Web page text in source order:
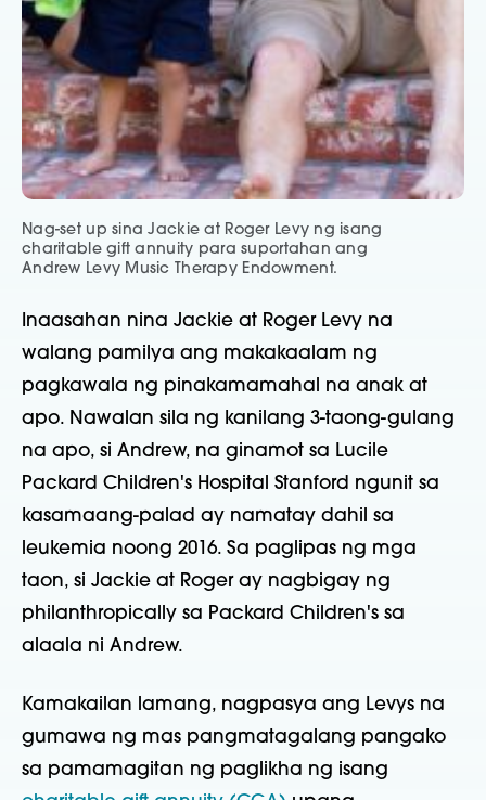
Nag-set up sina Jackie at Roger Levy ng isang
charitable gift annuity para suportahan ang
Andrew Levy Music Therapy Endowment.
Inaasahan nina Jackie at Roger Levy na
walang pamilya ang makakaalam ng
pagkawala ng pinakamamahal na anak at
apo. Nawalan sila ng kanilang 3-taong-gulang
na apo, si Andrew, na ginamot sa Lucile
Packard Children's Hospital Stanford ngunit sa
kasamaang-palad ay namatay dahil sa
leukemia noong 2016. Sa paglipas ng mga
taon, si Jackie at Roger ay nagbigay ng
philanthropically sa Packard Children's sa
alaala ni Andrew.
Kamakailan lamang, nagpasya ang Levys na
gumawa ng mas pangmatagalang pangako
sa pamamagitan ng paglikha ng isang